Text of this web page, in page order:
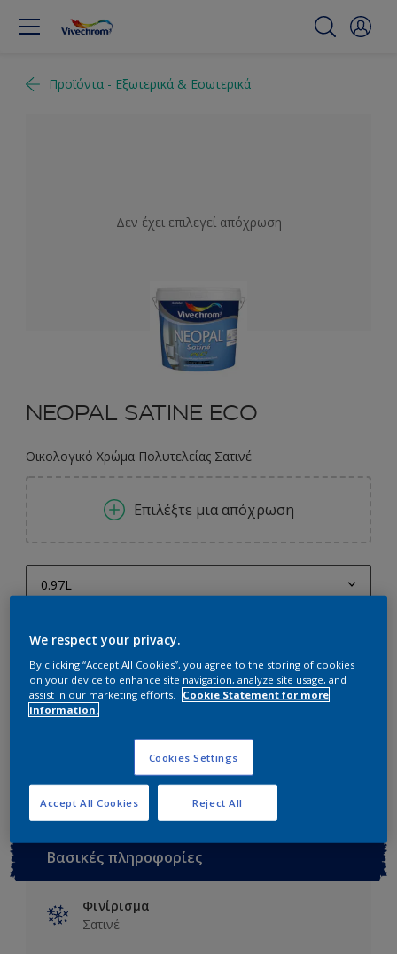
Προϊόντα - Εξωτερικά & Εσωτερικά
Δεν έχει επιλεγεί απόχρωση
NEOPAL SATINE ECO
Οικολογικό Χρώμα Πολυτελείας Σατινέ
Επιλέξτε μια απόχρωση
0.97L
2.9L
3L
Ποσότητα Υπολογισμός χρώματος
Υπολογισμός
Εύρεση Καταστήματος
Βασικές πληροφορίες
Φινίρισμα
Σατινέ
We respect your privacy.
By clicking “Accept All Cookies”, you agree to the storing of cookies
on your device to enhance site navigation, analyze site usage, and
assist in our marketing efforts.
Cookie Statement for more
information.
Cookies Settings
Reject All
Accept All Cookies